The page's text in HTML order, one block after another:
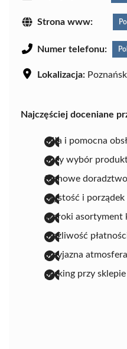
Strona www:
Numer telefonu:
Lokalizacja:
Najczęściej doceniane
miła i pomocna
duży wybór
fachowe doradztwo
czystość i porządek
szeroki asortyment
możliwość
przyjazna atmosfera
parking przy sklepie